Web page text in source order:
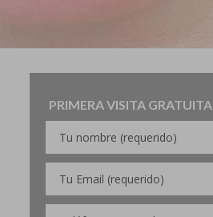
PRIMERA VISITA GRATUITA